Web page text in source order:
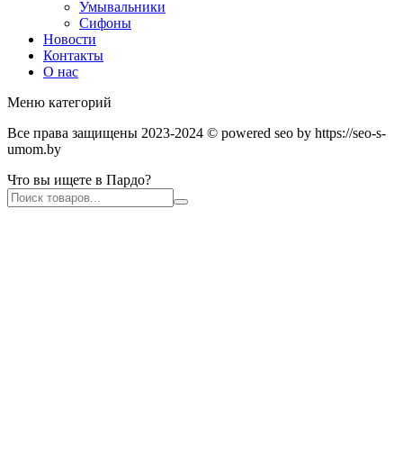
Умывальники
Сифоны
Новости
Контакты
О нас
Меню категорий
Все права защищены 2023-2024 © powered seo by https://seo-s-
umom.by
Что вы ищете в Пардо?